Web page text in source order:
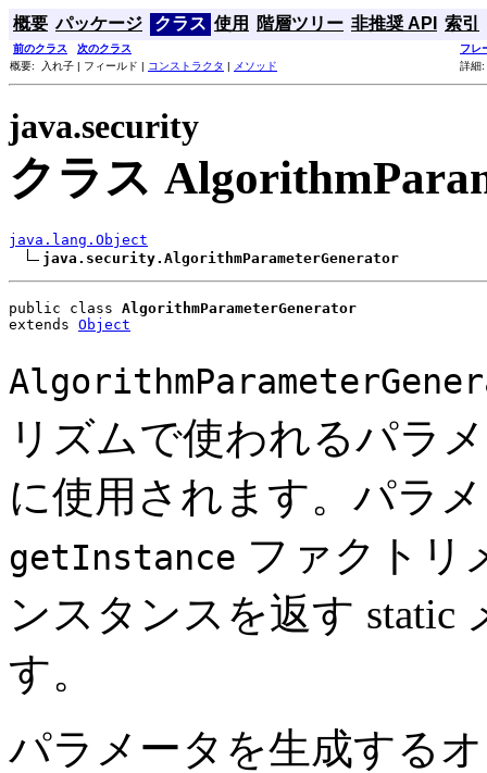
概要 パッケージ クラス 使用 階層ツリー 非推奨 API 索引
前のクラス 次のクラス
フレ
概要: 入れ子 | フィールド | コンストラクタ | メソッド 詳細
java.security
クラス
java.lang.Object
java.security.AlgorithmParameterGenerator
public class AlgorithmParameterGenerator
extends Object
リズムで使われるパラ
に使用されます。パラ
getInstance ファクトリ
ンスタンスを返す static
す。
パラメータを生成する